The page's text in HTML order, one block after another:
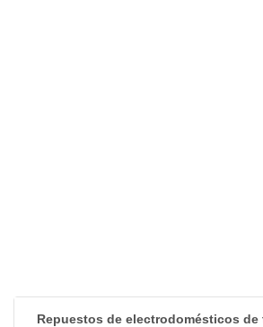
Repuestos de electrodomésticos